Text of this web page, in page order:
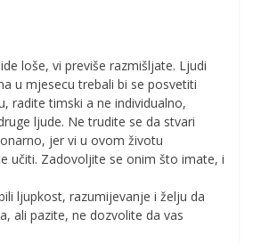
loše, vi previše razmišljate. Ljudi
u mjesecu trebali bi se posvetiti
radite timski a ne individualno,
ljude. Ne trudite se da stvari
jer vi u ovom životu
učiti. Zadovoljite se onim što imate, i
ljupkost, razumijevanje i želju da
ali pazite, ne dozvolite da vas